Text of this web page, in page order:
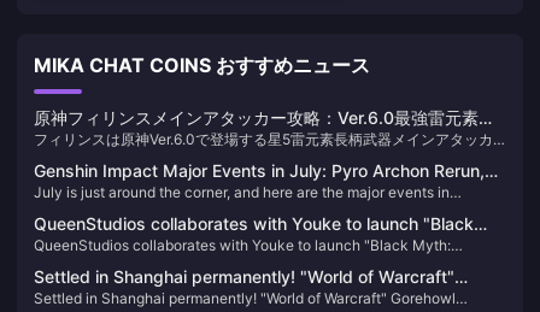
MIKA CHAT COINS おすすめニュース
原神フィリンスメインアタッカー攻略：Ver.6.0最強雷元素ア
タッカー装備ガイド
フィリンスは原神Ver.6.0で登場する星5雷元素長柄武器メインアタッカ
「幽焔顕跡」状態と月感電反応であり、穹境示現の夜聖遺物と組み合わ
せることで極めて強力なフィールド滞在型アタッカーとなります。長年
原神のキャラクター開発を追ってきた編集者として、フィリンスのデザ
インには本当に目を見張るものがあります。今回、miHoYoはついに雷元
素長柄武器メインアタッカーの空白を埋めてくれました。正直なとこ
ろ、このポジションはあまりにも長く空席でした。
Genshin Impact Major Events in July: Pyro Archon Rerun,
5.8 Banner Confirmed, Innefe Debuts
July is just around the corner, and here are the major events in
QueenStudios collaborates with Youke to launch "Black
Myth: Wukong" Destiny Man 1/1 bust statue
QueenStudios collaborates with Youke to launch "Black Myth:
Settled in Shanghai permanently! "World of Warcraft"
Gorehowl sculpture completed ribbon-cutting at Kintetsu
Settled in Shanghai permanently! "World of Warcraft" Gorehowl